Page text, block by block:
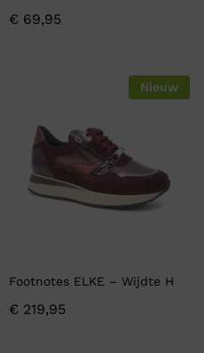
€ 69,95
Nieuw
Footnotes ELKE – Wijdte H
€ 219,95